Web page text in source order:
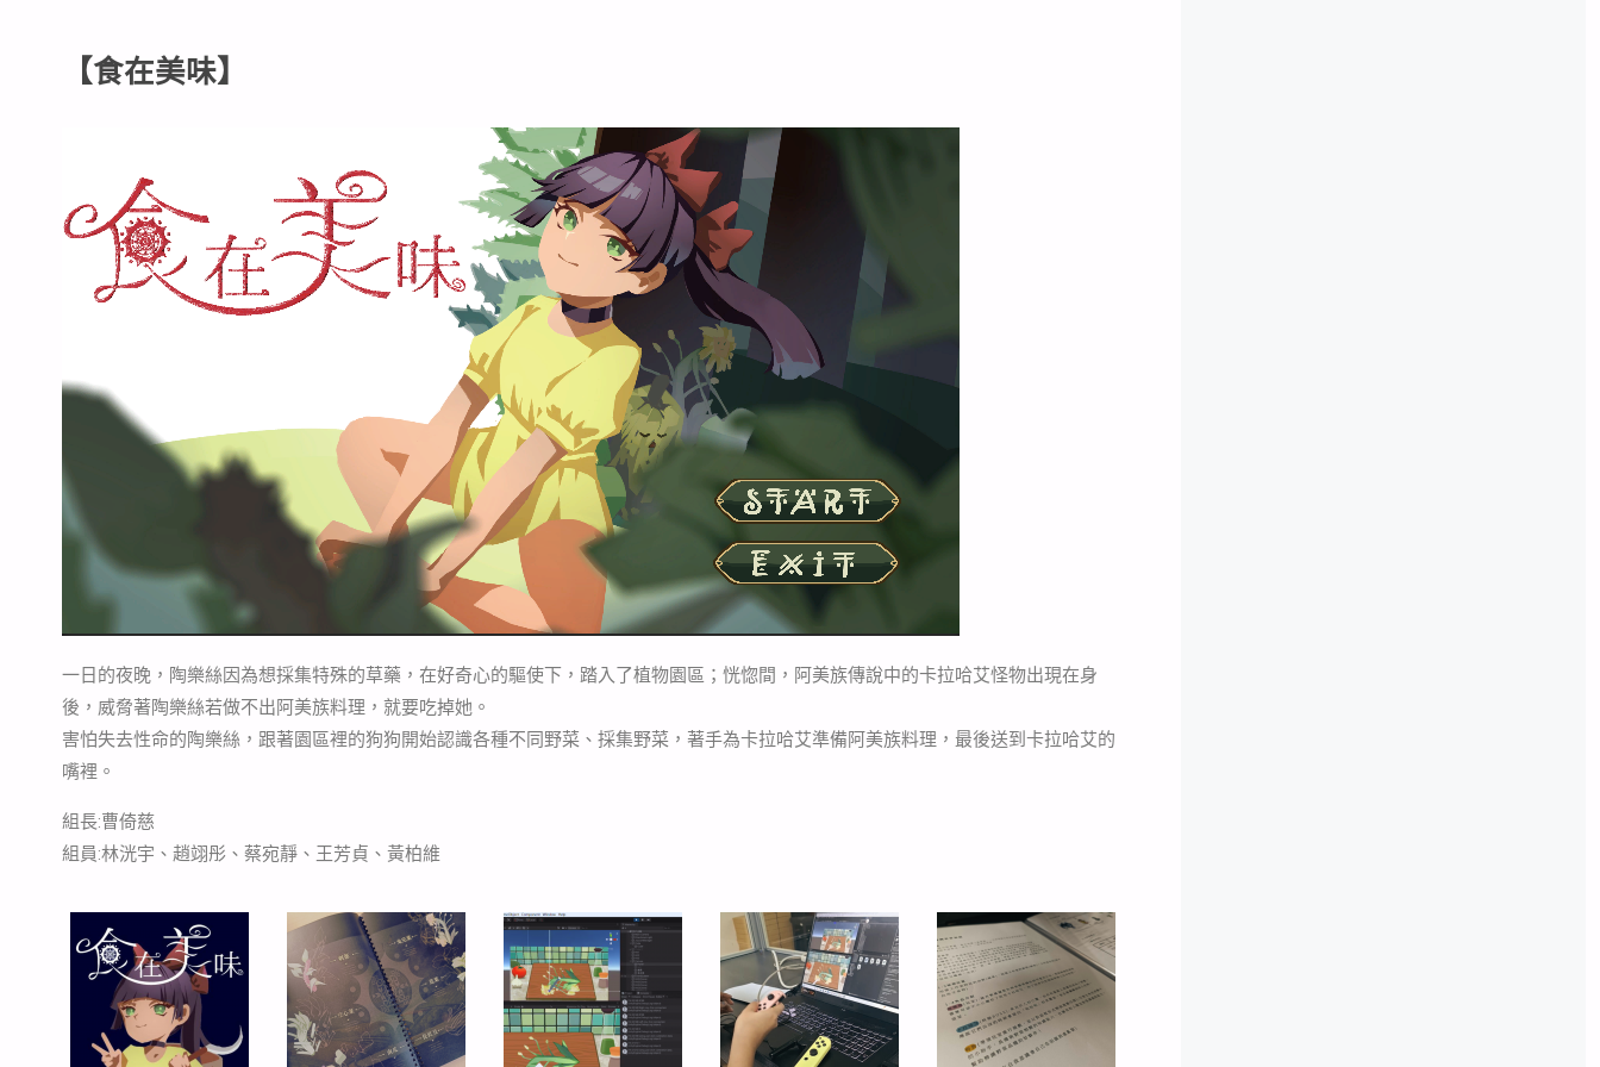
【食在美味】
一日的夜晚，陶樂絲因為想採集特殊的草藥，在好奇心的驅使下，踏入了植物園區；恍惚間，阿美族傳說中的卡拉哈艾怪物出現在身
後，威脅著陶樂絲若做不出阿美族料理，就要吃掉她。
害怕失去性命的陶樂絲，跟著園區裡的狗狗開始認識各種不同野菜、採集野菜，著手為卡拉哈艾準備阿美族料理，最後送到卡拉哈艾的
嘴裡。
組長:曹倚慈
組員:林洸宇、趙翊彤、蔡宛靜、王芳貞、黃柏維